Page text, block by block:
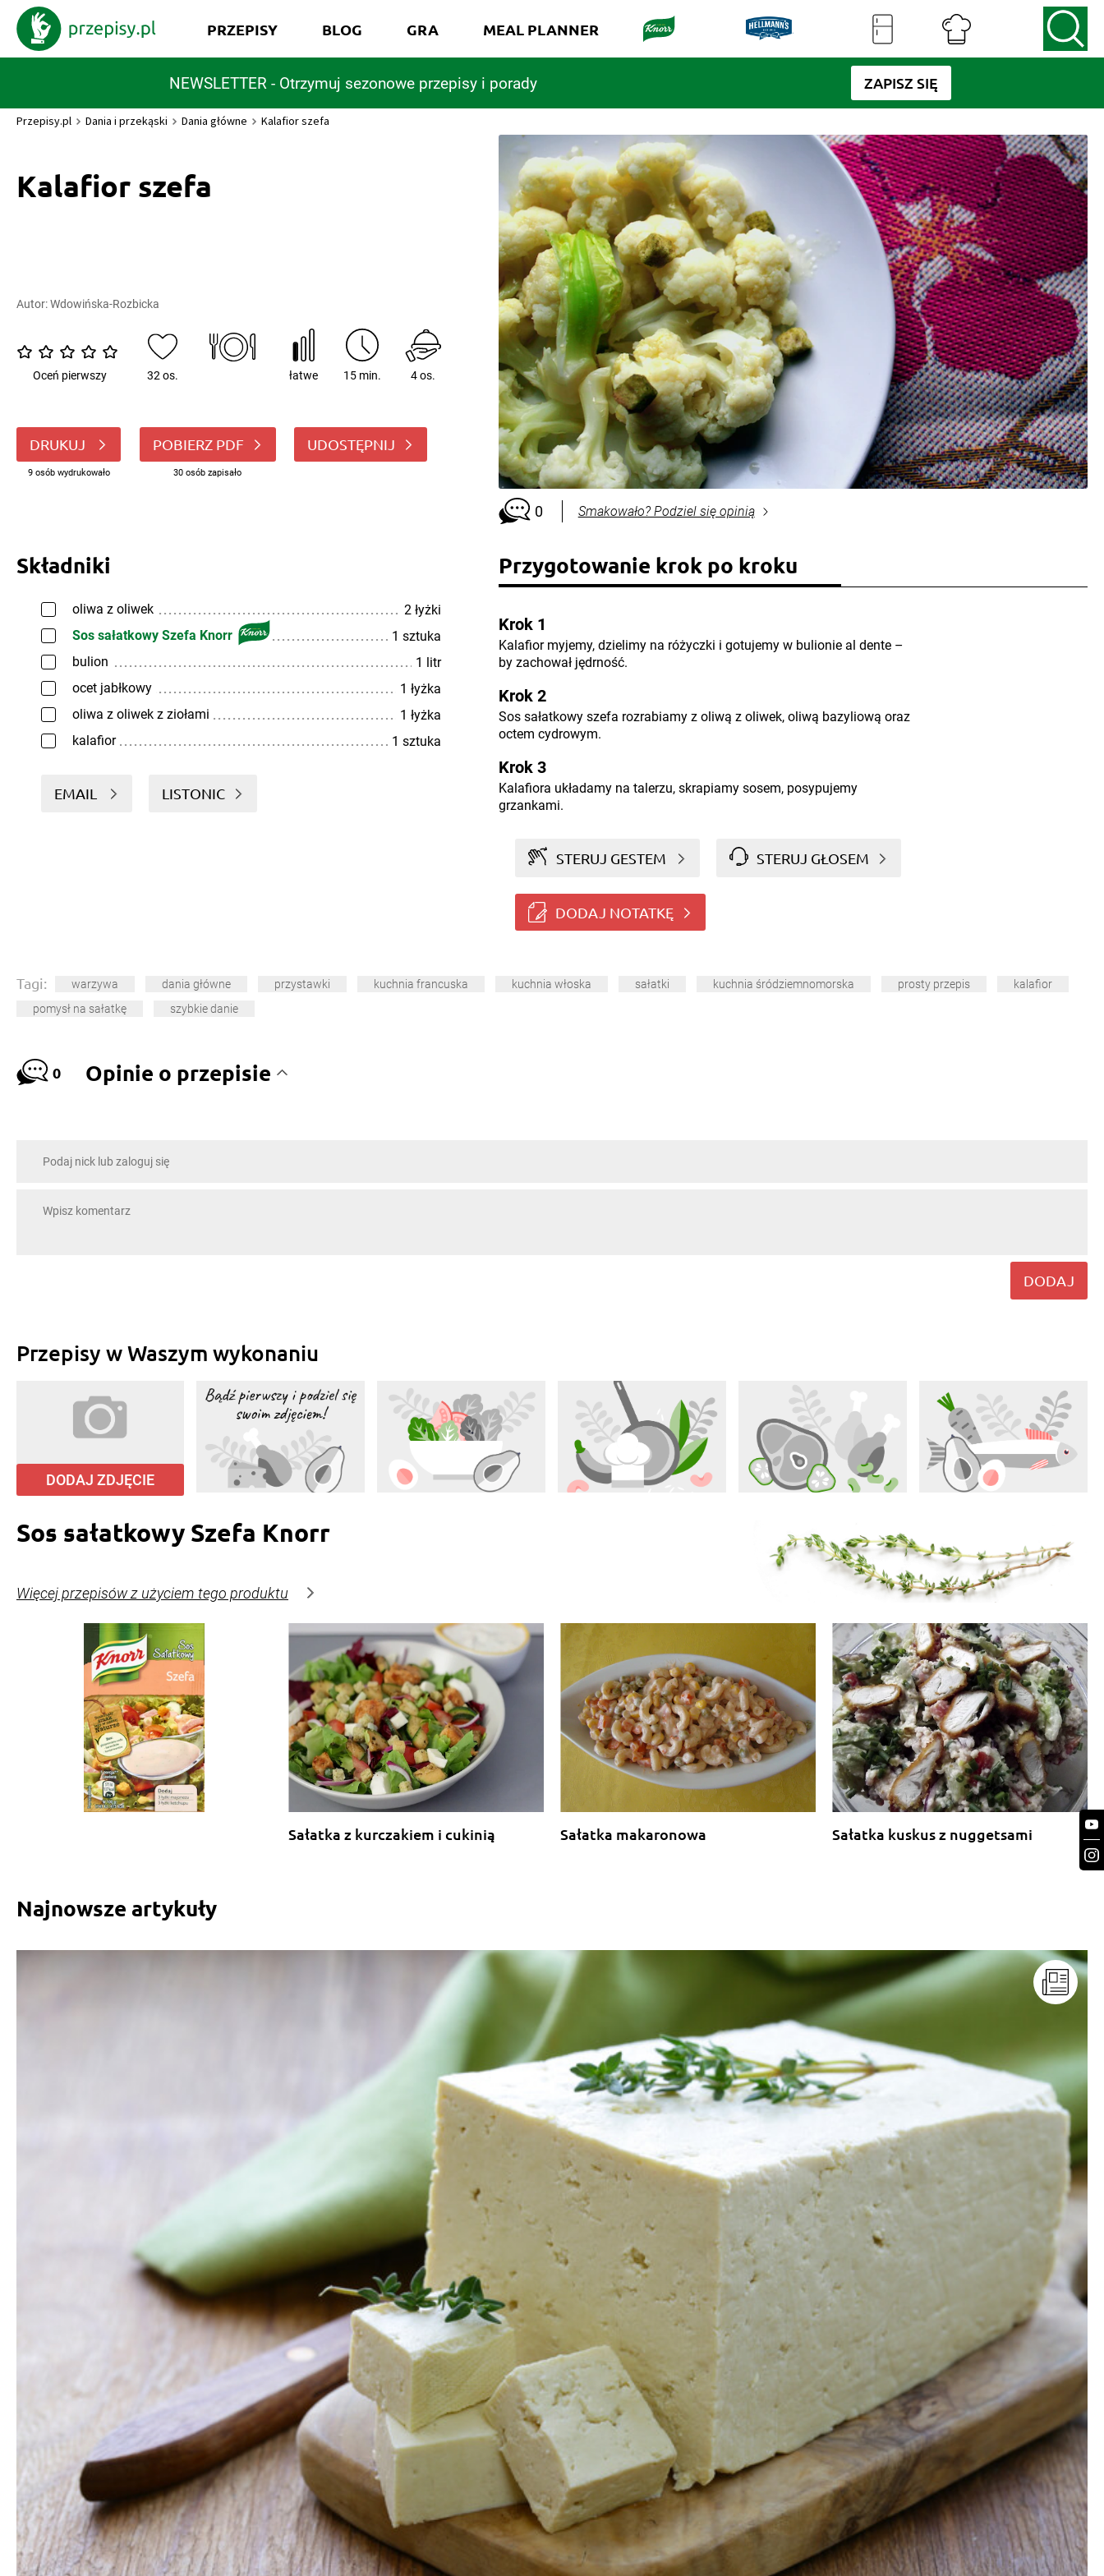
NEWSLETTER - Otrzymuj sezonowe przepisy i porady ZAPISZ SIĘ
PRZEPISY BLOG GRA MEAL PLANNER
Przepisy.pl Dania i przekąski Dania główne Kalafior szefa
Kalafior szefa
Autor:Wdowińska-Rozbicka
Oceń pierwszy 32 os. łatwe 15 min. 4 os.
DRUKUJ
9 osób wydrukowało
POBIERZ PDF
30 osób zapisało
UDOSTĘPNIJ
0 Smakowało? Podziel się opinią
Składniki
oliwa z oliwek
2 łyżki
Sos sałatkowy Szefa Knorr
1 sztuka
bulion
1 litr
ocet jabłkowy
1 łyżka
oliwa z oliwek z ziołami
1 łyżka
kalafior
1 sztuka
EMAIL LISTONIC
Przygotowanie krok po kroku
Krok 1
Kalafior myjemy, dzielimy na różyczki i gotujemy w bulionie al dente –
by zachował jędrność.
Krok 2
Sos sałatkowy szefa rozrabiamy z oliwą z oliwek, oliwą bazyliową oraz
octem cydrowym.
Krok 3
Kalafiora układamy na talerzu, skrapiamy sosem, posypujemy
grzankami.
STERUJ GESTEM STERUJ GŁOSEM
DODAJ NOTATKĘ
Tagi: warzywa dania główne przystawki kuchnia francuska kuchnia włoska sałatki kuchnia śródziemnomorska prosty przepis
kalafior
pomysł na sałatkę
szybkie danie
0 Opinie o przepisie
DODAJ
Przepisy w Waszym wykonaniu
DODAJ ZDJĘCIE
Sos sałatkowy Szefa Knorr
Więcej przepisów z użyciem tego produktu
Sałatka z kurczakiem i cukinią Sałatka makaronowa Sałatka kuskus z nuggetsami
Najnowsze artykuły